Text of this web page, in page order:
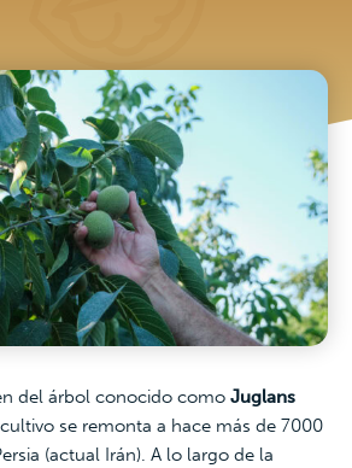
del árbol conocido como Juglans
se remonta a hace más de 7000
(actual Irán). A lo largo de la